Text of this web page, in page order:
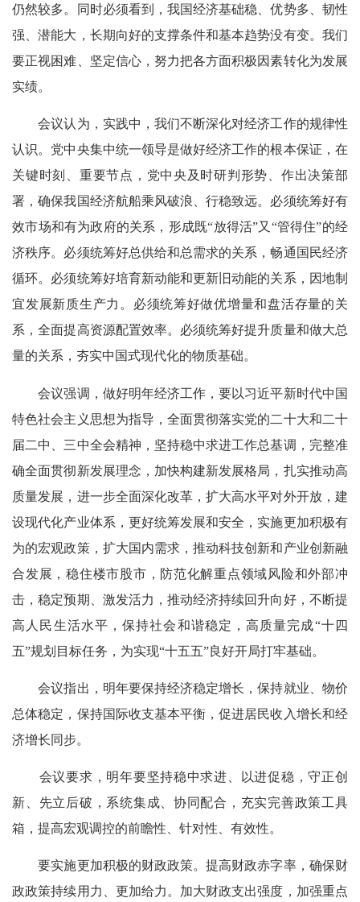
仍然较多。同时必须看到，我国经济基础稳、优势多、韧性
强、潜能大，长期向好的支撑条件和基本趋势没有变。我们
要正视困难、坚定信心，努力把各方面积极因素转化为发展
实绩。
会议认为，实践中，我们不断深化对经济工作的规律性
认识。党中央集中统一领导是做好经济工作的根本保证，在
关键时刻、重要节点，党中央及时研判形势、作出决策部
署，确保我国经济航船乘风破浪、行稳致远。必须统筹好有
效市场和有为政府的关系，形成既“放得活”又“管得住”的经
济秩序。必须统筹好总供给和总需求的关系，畅通国民经济
循环。必须统筹好培育新动能和更新旧动能的关系，因地制
宜发展新质生产力。必须统筹好做优增量和盘活存量的关
系，全面提高资源配置效率。必须统筹好提升质量和做大总
量的关系，夯实中国式现代化的物质基础。
会议强调，做好明年经济工作，要以习近平新时代中国
特色社会主义思想为指导，全面贯彻落实党的二十大和二十
届二中、三中全会精神，坚持稳中求进工作总基调，完整准
确全面贯彻新发展理念，加快构建新发展格局，扎实推动高
质量发展，进一步全面深化改革，扩大高水平对外开放，建
设现代化产业体系，更好统筹发展和安全，实施更加积极有
为的宏观政策，扩大国内需求，推动科技创新和产业创新融
合发展，稳住楼市股市，防范化解重点领域风险和外部冲
击，稳定预期、激发活力，推动经济持续回升向好，不断提
高人民生活水平，保持社会和谐稳定，高质量完成“十四
五”规划目标任务，为实现“十五五”良好开局打牢基础。
会议指出，明年要保持经济稳定增长，保持就业、物价
总体稳定，保持国际收支基本平衡，促进居民收入增长和经
济增长同步。
会议要求，明年要坚持稳中求进、以进促稳，守正创
新、先立后破，系统集成、协同配合，充实完善政策工具
箱，提高宏观调控的前瞻性、针对性、有效性。
要实施更加积极的财政政策。提高财政赤字率，确保财
政政策持续用力、更加给力。加大财政支出强度，加强重点